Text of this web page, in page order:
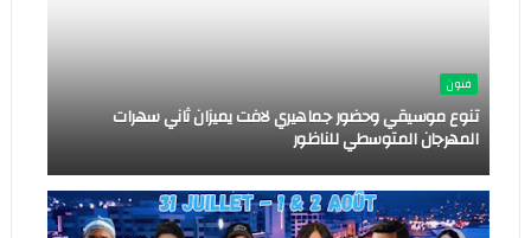
فنون
تنوع موسيقي وحضور جماهيري لافت يميزان ثاني سهرات
المهرجان المتوسطي للناظور